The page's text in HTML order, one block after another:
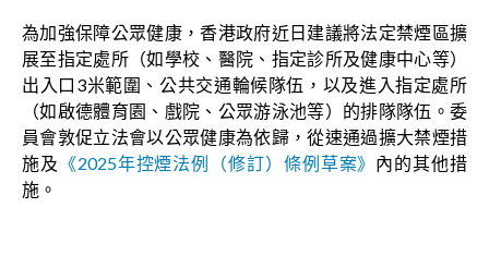
為加強保障公眾健康，香港政府近日建議將法定禁煙區擴
展至指定處所（如學校、醫院、指定診所及健康中心等）
出入口3米範圍、公共交通輪候隊伍，以及進入指定處所
（如啟德體育園、戲院、公眾游泳池等）的排隊隊伍。委
員會敦促立法會以公眾健康為依歸，從速通過擴大禁煙措
施及 《2025年控煙法例（修訂）條例草案》 內的其他措
施。